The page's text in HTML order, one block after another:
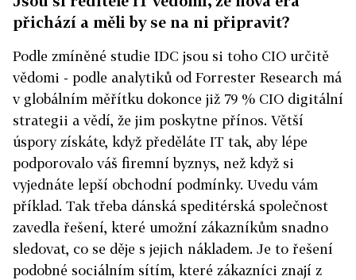
přichází a měli by se na ni připravit?
Podle zmíněné studie IDC jsou si toho CIO určitě
vědomi - podle analytiků od Forrester Research má
v globálním měřítku dokonce již 79 % CIO digitální
strategii a vědí, že jim poskytne přínos. Větší
úspory získáte, když předěláte IT tak, aby lépe
podporovalo váš firemní byznys, než když si
vyjednáte lepší obchodní podmínky. Uvedu vám
příklad. Tak třeba dánská speditérská společnost
zavedla řešení, které umožní zákazníkům snadno
sledovat, co se děje s jejich nákladem. Je to řešení
podobné sociálním sítím, které zákazníci znají z